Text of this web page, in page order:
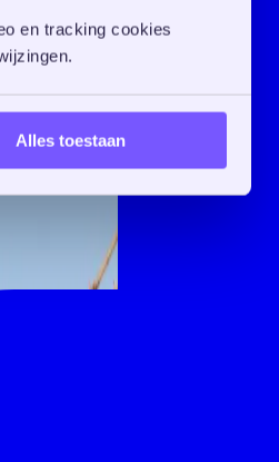
en tracking cookies
Alles toestaan